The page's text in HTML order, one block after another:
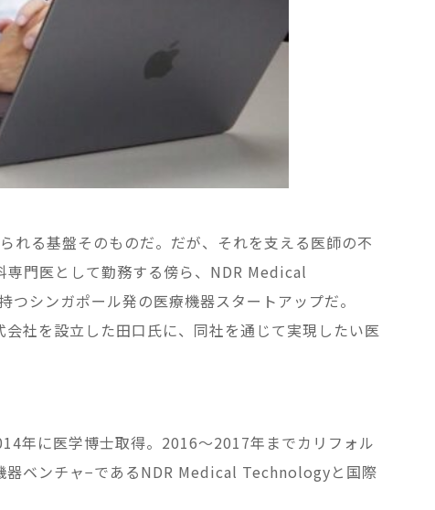
れる基盤そのものだ。だが、それを支える医師の不
専門医として勤務する傍ら、NDR Medical
シンガポール発の医療機器スタートアップだ。
社を設立した田口氏に、同社を通じて実現したい医
年に医学博士取得。2016〜2017年までカリフォル
器ベンチャ−であるNDR Medical Technologyと国際